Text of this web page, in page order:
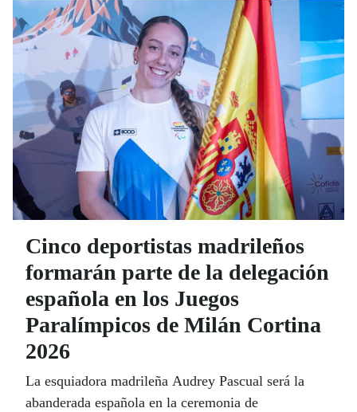
Cinco deportistas madrileños
formarán parte de la delegación
española en los Juegos
Paralímpicos de Milán Cortina
2026
La esquiadora madrileña Audrey Pascual será la
abanderada española en la ceremonia de